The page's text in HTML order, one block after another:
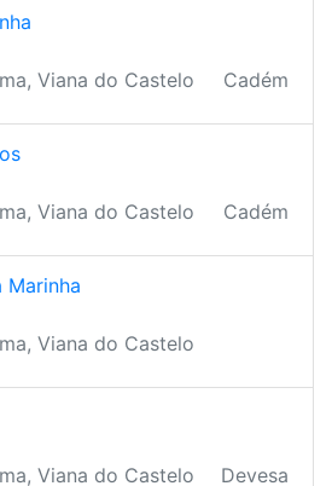
Viana do Castelo
Cadém
Viana do Castelo
Cadém
Marinha
Viana do Castelo
Viana do Castelo
Devesa